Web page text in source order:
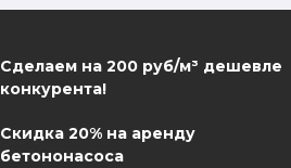
Сделаем на 200 руб/м³ дешевле
конкурента!
Скидка 20% на аренду
бетононасоса